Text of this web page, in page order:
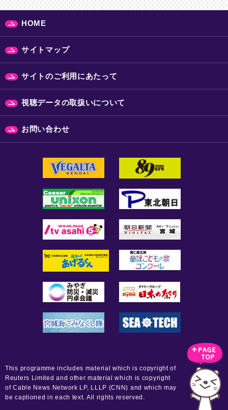
HOME
サイトマップ
サイトのご利用にあたって
視聴データの取扱いについて
お問い合わせ
This programme includes material which is copyright of
Reuters Limited and other material which is copyright
of Cable News Network LP, LLLP (CNN) and which may
be captioned in each text. All rights reserved.